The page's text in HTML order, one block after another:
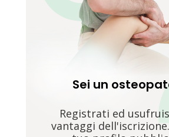
Sei un
Registrati ed
vantaggi